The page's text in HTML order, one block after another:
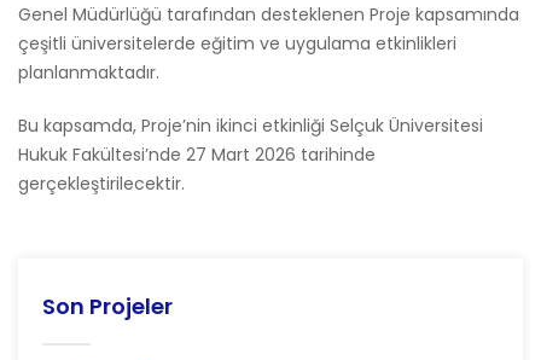
Genel Müdürlüğü tarafından desteklenen Proje kapsamında
çeşitli üniversitelerde eğitim ve uygulama etkinlikleri
planlanmaktadır.
Bu kapsamda, Proje’nin ikinci etkinliği Selçuk Üniversitesi
Hukuk Fakültesi’nde 27 Mart 2026 tarihinde
gerçekleştirilecektir.
Son Projeler